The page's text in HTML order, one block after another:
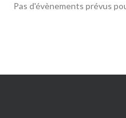
Pas d'évènements prévus